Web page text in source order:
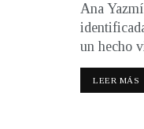
Ana
un hecho
LEER MÁS